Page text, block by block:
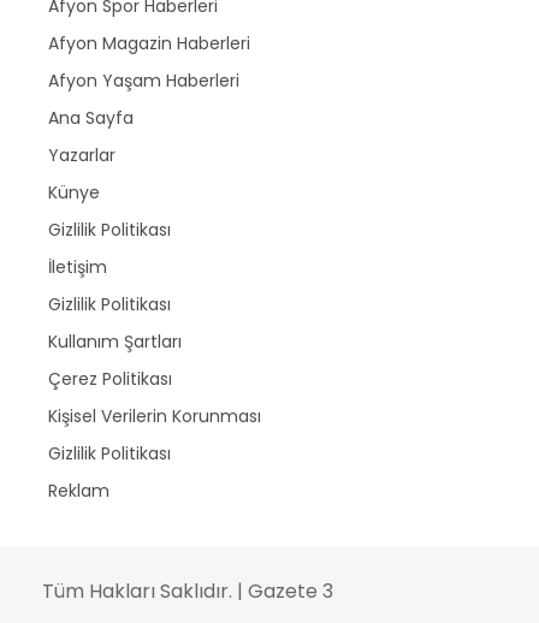
Afyon Spor Haberleri
Afyon Magazin Haberleri
Afyon Yaşam Haberleri
Ana Sayfa
Yazarlar
Künye
Gizlilik Politikası
İletişim
Gizlilik Politikası
Kullanım Şartları
Çerez Politikası
Kişisel Verilerin Korunması
Gizlilik Politikası
Reklam
Tüm Hakları Saklıdır. | Gazete 3